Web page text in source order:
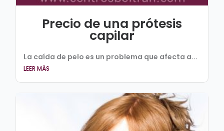
Precio de una prótesis
capilar
La caída de pelo es un problema que afecta a...
LEER MÁS